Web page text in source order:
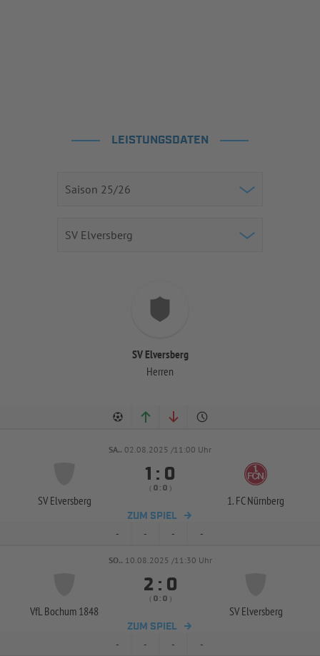
LEISTUNGSDATEN
SV Elversberg
Herren
SA.. 02.08.2025 /11:00 Uhr
SV Elversberg
 : 
( :  )
1. FC Nürnberg
ZUM SPIEL
- - - -
SO.. 10.08.2025 /11:30 Uhr
VfL Bochum 1848
 : 
( :  )
SV Elversberg
ZUM SPIEL
- - - -